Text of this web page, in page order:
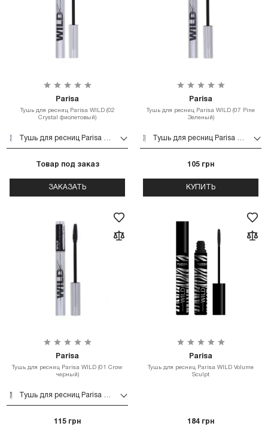
Parisa
Тушь для ресниц Parisa WILD (02
Crystal фиолетовый)
Тушь для ресниц Parisa WILD (02 Crystal фиолетовый)
Товар под заказ
ЗАКАЗАТЬ
Parisa
Тушь для ресниц Parisa WILD (07 Pine
Зеленый)
Тушь для ресниц Parisa WILD (07 Pine Зеленый)
105 грн
КУПИТЬ
Parisa
Тушь для ресниц Parisa WILD (01 Crow
черный)
Тушь для ресниц Parisa WILD (01 Crow черный)
115 грн
Parisa
Тушь для ресниц Parisa WILD Volume
Sculpt
184 грн